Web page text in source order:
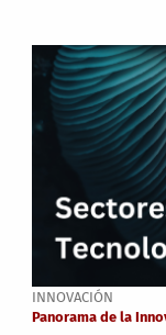
INNOVACIÓN
Panorama de la